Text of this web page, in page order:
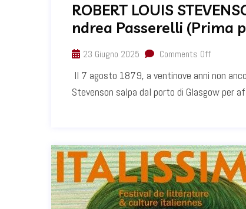
ROBERT LOUIS
ndrea Passerelli (Prima
23 Giugno 2025 Comments Off
Il 7 agosto 1879, a ventinove anni non
Stevenson salpa dal porto di Glasgow per